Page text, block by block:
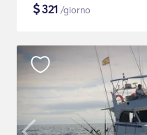
$321 /giorno